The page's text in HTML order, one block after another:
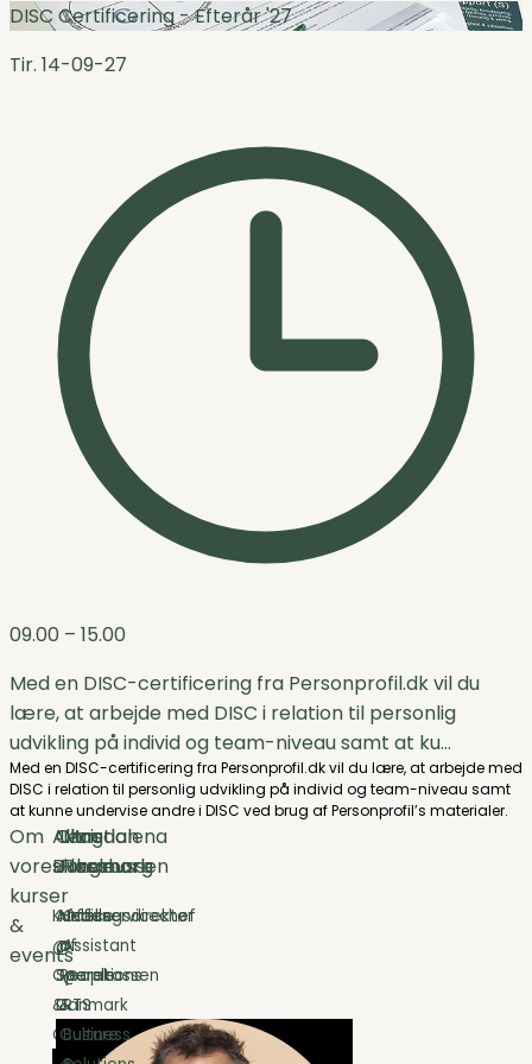
DISC Certificering - Efterår '27
Tir. 14-09-27
09.00 – 15.00
Med en DISC-certificering fra Personprofil.dk vil du
lære, at arbejde med DISC i relation til personlig
udvikling på individ og team-niveau samt at ku...
Med en DISC-certificering fra Personprofil.dk vil du lære, at arbejde med
DISC i relation til personlig udvikling på individ og team-niveau samt
at kunne undervise andre i DISC ved brug af Personprofil’s materialer.
Om
vores
kurser
&
events
Allan
Birkelev
Kundeservicechef
@
Operations
&
CX
Christian
Jungmark
Afdelingsdirektør
@
Sparekassen
Danmark
Lene
Flensborg
Head
of
People
&
Culture
Magdalena
Rasmussen
Office
Assistant
@
RTS
Business